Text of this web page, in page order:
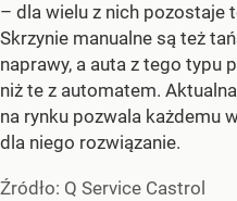
– dla wielu z nich pozostaje
Skrzynie manualne są też
naprawy, a auta z tego typu
niż te z automatem.
na rynku pozwala każdemu
dla niego rozwiązanie.
Źródło: Q Service Castrol